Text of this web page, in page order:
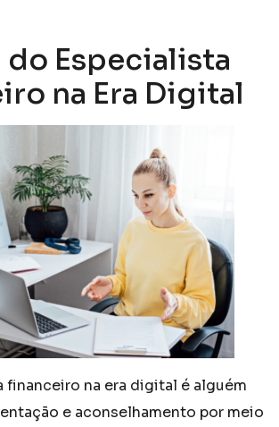
do Especialista
na Era Digital
financeiro na era digital é alguém
e aconselhamento por meio